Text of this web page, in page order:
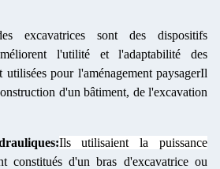
excavatrices sont des dispositifs
l'utilité et l'adaptabilité des
utilisées pour l'aménagement paysagerIl
d'un bâtiment, de l'excavation
Ils utilisaient la puissance
constitués d'un bras d'excavatrice ou